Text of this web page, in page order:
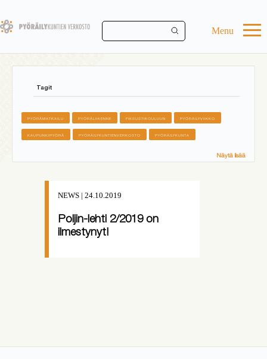
main
Menu
Tagit
PYÖRÄMATKAILU PYÖRÄLIIKENNE FIKSUSTIKOULUUN PYÖRÄILYVIIKKO
KAUPUNKIPYÖRÄ PYÖRÄILYKUNTIENVERKOSTO PYÖRÄILYKUNTA
Näytä lisää
NEWS | 24.10.2019
Poljin-lehti 2/2019 on
ilmestynyt!